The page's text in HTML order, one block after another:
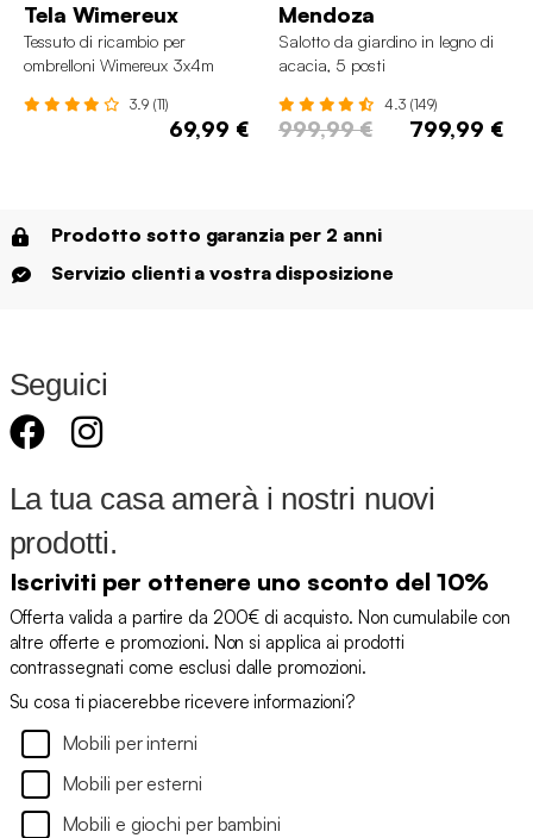
Tela Wimereux
Tessuto di ricambio per
ombrelloni Wimereux 3x4m
3.9 (11)
69,99 €
Mendoza
Salotto da giardino in legno di
acacia, 5 posti
4.3 (149)
999,99 € 799,99 €
Prodotto sotto garanzia per 2 anni
Servizio clienti a vostra disposizione
Seguici
La tua casa amerà i nostri nuovi
prodotti.
Iscriviti per ottenere uno sconto del 10%
Offerta valida a partire da 200€ di acquisto. Non cumulabile con
altre offerte e promozioni. Non si applica ai prodotti
contrassegnati come esclusi dalle promozioni.
Su cosa ti piacerebbe ricevere informazioni?
Mobili per interni
Mobili per esterni
Mobili e giochi per bambini